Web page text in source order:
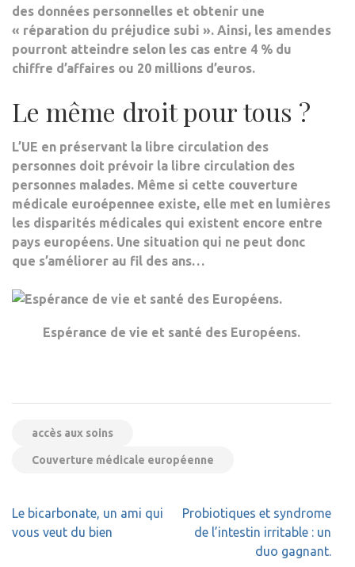
des données personnelles et obtenir une
« réparation du préjudice subi ». Ainsi, les amendes
pourront atteindre selon les cas entre 4 % du
chiffre d’affaires ou 20 millions d’euros.
Le même droit pour tous ?
L’UE en préservant la libre circulation des
personnes doit prévoir la libre circulation des
personnes malades. Même si cette couverture
médicale euroépennee existe, elle met en lumières
les disparités médicales qui existent encore entre
pays européens. Une situation qui ne peut donc
que s’améliorer au fil des ans…
Espérance de vie et santé des Européens.
accès aux soins
Couverture médicale européenne
Navigation
de
Le bicarbonate, un ami qui
vous veut du bien
Probiotiques et syndrome
de l’intestin irritable : un
duo gagnant.